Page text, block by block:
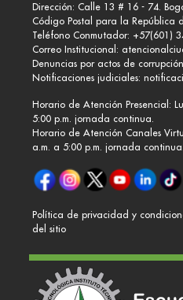
Dirección: Calle 13 # 16 - 74.
Código Postal para la República
Teléfono Conmutador: +57(601)
Correo Institucional:
Denuncias por actos de
Notificaciones judiciales:
Horario de Atención Presencial:
5:00 p.m. jornada continua.
Horario de Atención Canales
a.m. a 5:00 p.m. jornada continua.
Política de privacidad y
del sitio